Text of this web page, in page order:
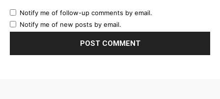
Notify me of follow-up comments by email.
Notify me of new posts by email.